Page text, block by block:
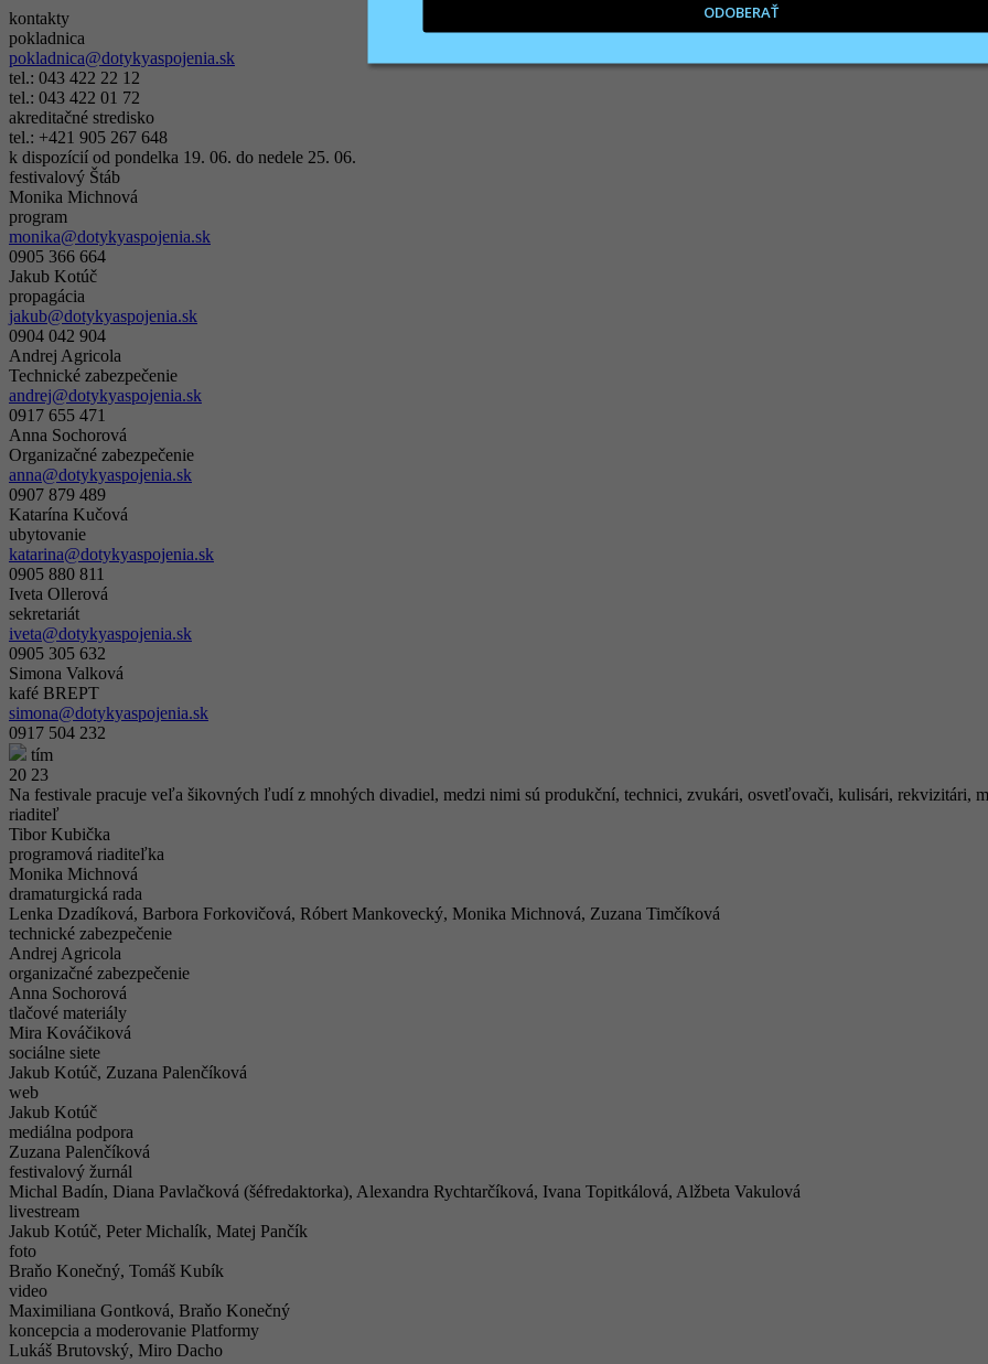
kontakty
pokladnica
pokladnica@dotykyaspojenia.sk
tel.: 043 422 22 12
tel.: 043 422 01 72
akreditačné stredisko
tel.: +421 905 267 648
k dispozícií od pondelka 19. 06. do nedele 25. 06.
festivalový Štáb
Monika Michnová
program
monika@dotykyaspojenia.sk
0905 366 664
Jakub Kotúč
propagácia
jakub@dotykyaspojenia.sk
0904 042 904
Andrej Agricola
Technické zabezpečenie
andrej@dotykyaspojenia.sk
0917 655 471
Anna Sochorová
Organizačné zabezpečenie
anna@dotykyaspojenia.sk
0907 879 489
Katarína Kučová
ubytovanie
katarina@dotykyaspojenia.sk
0905 880 811
Iveta Ollerová
sekretariát
iveta@dotykyaspojenia.sk
0905 305 632
Simona Valková
kafé BREPT
simona@dotykyaspojenia.sk
0917 504 232
tím
20 23
Na festivale pracuje veľa šikovných ľudí z mnohých divadiel, medzi nimi sú produkční, technici, zvukári, osvetľovači, kulisári, rekvizitári,
riaditeľ
Tibor Kubička
programová riaditeľka
Monika Michnová
dramaturgická rada
Lenka Dzadíková, Barbora Forkovičová, Róbert Mankovecký, Monika Michnová, Zuzana Timčíková
technické zabezpečenie
Andrej Agricola
organizačné zabezpečenie
Anna Sochorová
tlačové materiály
Mira Kováčiková
sociálne siete
Jakub Kotúč, Zuzana Palenčíková
web
Jakub Kotúč
mediálna podpora
Zuzana Palenčíková
festivalový žurnál
Michal Badín, Diana Pavlačková (šéfredaktorka), Alexandra Rychtarčíková, Ivana Topitkálová, Alžbeta Vakulová
livestream
Jakub Kotúč, Peter Michalík, Matej Pančík
foto
Braňo Konečný, Tomáš Kubík
video
Maximiliana Gontková, Braňo Konečný
koncepcia a moderovanie Platformy
Lukáš Brutovský, Miro Dacho
ODOBERAŤ